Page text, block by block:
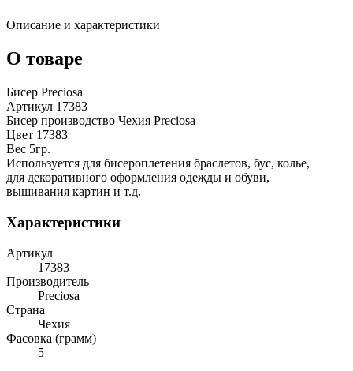
Описание и характеристики
О товаре
Бисер Preciosa
Артикул 17383
Бисер производство Чехия Preciosa
Цвет 17383
Вес 5гр.
Используется для бисероплетения браслетов, бус, колье,
для декоративного оформления одежды и обуви,
вышивания картин и т.д.
Характеристики
Артикул
17383
Производитель
Preciosa
Страна
Чехия
Фасовка (грамм)
5